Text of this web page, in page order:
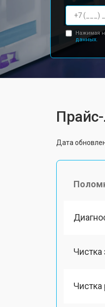
Нажимая
данных.
Дата
Чистка
Чистка